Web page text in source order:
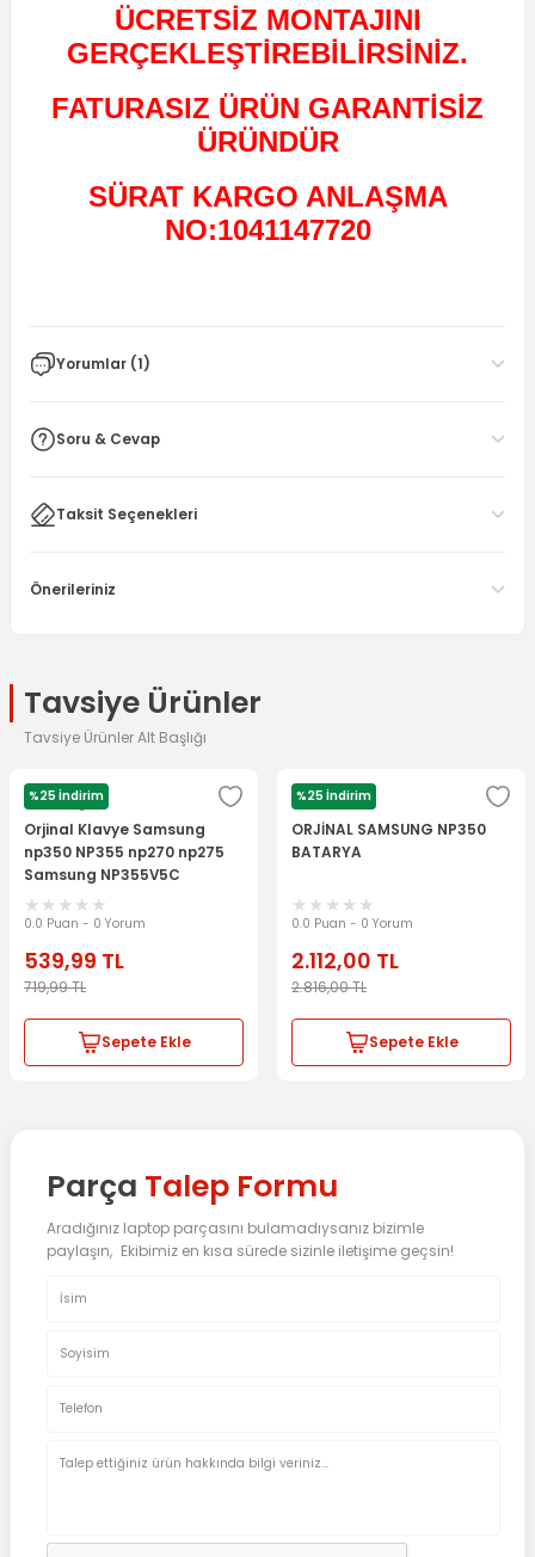
ÜCRETSİZ MONTAJINI
GERÇEKLEŞTİREBİLİRSİNİZ.
FATURASIZ ÜRÜN GARANTİSİZ
ÜRÜNDÜR
SÜRAT KARGO ANLAŞMA
NO:1041147720
Yorumlar (1)
Soru & Cevap
Taksit Seçenekleri
Önerileriniz
Tavsiye Ürünler
Tavsiye Ürünler Alt Başlığı
%25 İndirim
Samsung
Orjinal Klavye Samsung
np350 NP355 np270 np275
Samsung NP355V5C
NP350V5C NP550P5C
NP355E5C Samsung
NP270E5E np
0.0 Puan - 0 Yorum
539,99 TL
719,99TL
Sepete Ekle
%25 İndirim
ORJİNAL SAMSUNG NP350
BATARYA
0.0 Puan - 0 Yorum
2.112,00 TL
2.816,00TL
Sepete Ekle
Parça Talep Formu
Aradığınız laptop parçasını bulamadıysanız bizimle
paylaşın, Ekibimiz en kısa sürede sizinle iletişime geçsin!